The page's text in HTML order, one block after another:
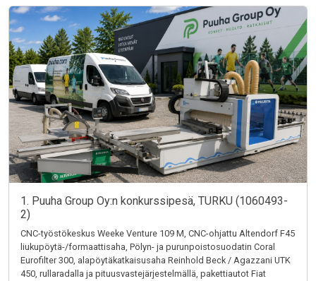
1. Puuha Group Oy:n konkurssipesä, TURKU (1060493-
2)
CNC-työstökeskus Weeke Venture 109 M, CNC-ohjattu Altendorf F45
liukupöytä-/formaattisaha, Pölyn- ja purunpoistosuodatin Coral
Eurofilter 300, alapöytäkatkaisusaha Reinhold Beck / Agazzani UTK
450, rullaradalla ja pituusvastejärjestelmällä, pakettiautot Fiat